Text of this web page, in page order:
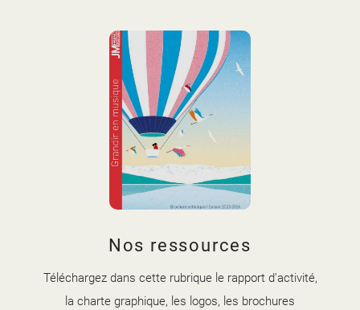
2025-2026.jpg
Nos ressources
Téléchargez dans cette rubrique le rapport d'activité,
la charte graphique, les logos, les brochures